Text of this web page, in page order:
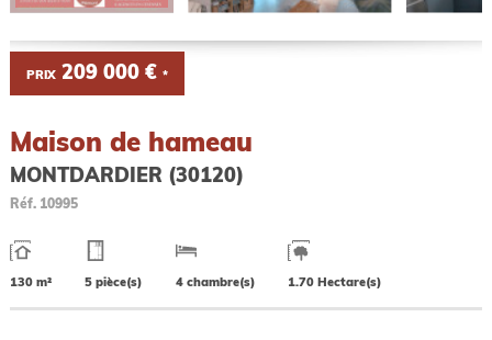
PRIX209 000 € *
Maison de hameau
MONTDARDIER (30120)
Réf. 10995
130 m² 5 pièce(s) 4 chambre(s) 1.70 Hectare(s)